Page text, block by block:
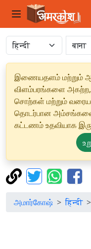
இணையதளம் மற்றும்
விளம்பரங்களை அகற்ற,
சொற்கள் மற்றும்
தொடர்பான அம்சங்களைச்
கட்டணம் உதவியாக
அமார்கோஷ் हिन्दी